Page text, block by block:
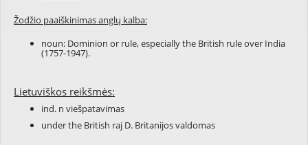
Žodžio paaiškinimas anglų kalba:
noun: Dominion or rule, especially the British rule over India
(1757-1947).
Lietuviškos reikšmės:
ind. n viešpatavimas
under the British raj D. Britanijos valdomas